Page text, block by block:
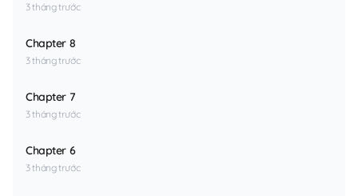
3 tháng trước
Chapter 8
3 tháng trước
Chapter 7
3 tháng trước
Chapter 6
3 tháng trước